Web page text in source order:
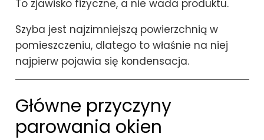
To zjawisko fizyczne, a nie wada produktu.
Szyba jest najzimniejszą powierzchnią w
pomieszczeniu, dlatego to właśnie na niej
najpierw pojawia się kondensacja.
Główne przyczyny
parowania okien